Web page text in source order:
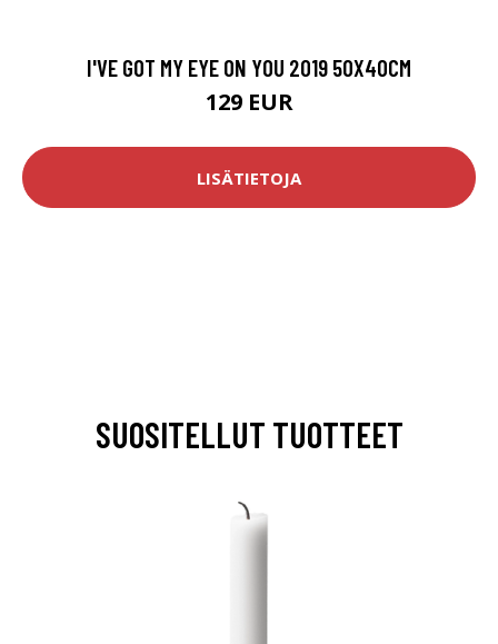
I'VE GOT MY EYE ON YOU 2019 50X40CM
129 EUR
LISÄTIETOJA
SUOSITELLUT TUOTTEET